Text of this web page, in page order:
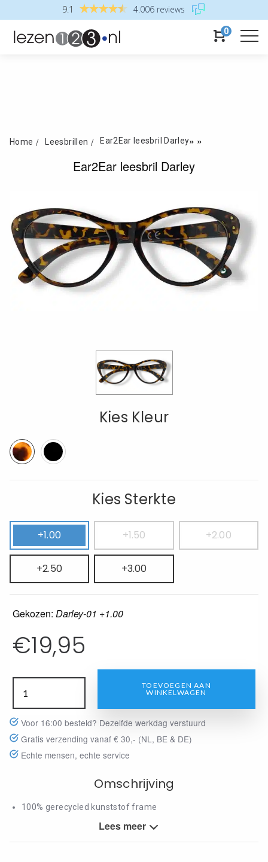
9.1 4.006 reviews
0
Home »
Leesbrillen »
Ear2Ear leesbril Darley
Ear2Ear leesbril Darley
Kies Kleur
Kies Sterkte
+1.00 +1.50 +2.00
+2.50 +3.00
Gekozen: Darley-01 +1.00
€19,95
TOEVOEGEN AAN
WINKELWAGEN
Voor 16:00 besteld? Dezelfde werkdag verstuurd
Gratis verzending vanaf € 30,- (NL, BE & DE)
Echte mensen, echte service
Omschrijving
100% gerecycled kunststof frame
Lees meer